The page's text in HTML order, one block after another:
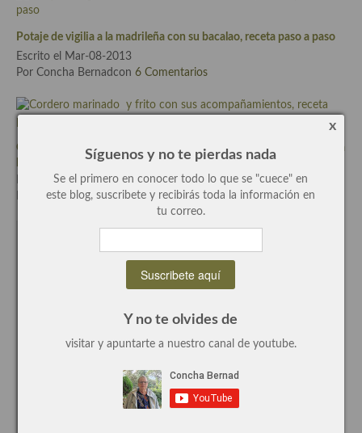
Carne
Pescado y Marisco
Quesos, recetas
Salazones y encurtidos
Recetas maridadas con los mejores AOVES
Recetas de fiesta, Navidad y días señalados
Resumen tematicos de recetas
Potaje de vigilia a la madrileña con su bacalao, receta paso a paso
Escrito el Mar-08-2013
Por Concha Bernadcon 6 Comentarios
Cordero marinado y frito con sus acompañamientos, receta paso a
paso.
Escrito el Mar-13-2015
Por Concha Bernadcon1 Comentario
No hay comentarios
Deja un comentario
Nombre (requerido)
Email (requerido)
x
Síguenos y no te pierdas nada
Se el primero en conocer todo lo que se "cuece" en
este blog, suscribete y recibirás toda la información en
tu correo.
Y no te olvides de
visitar y apuntarte a nuestro canal de youtube.